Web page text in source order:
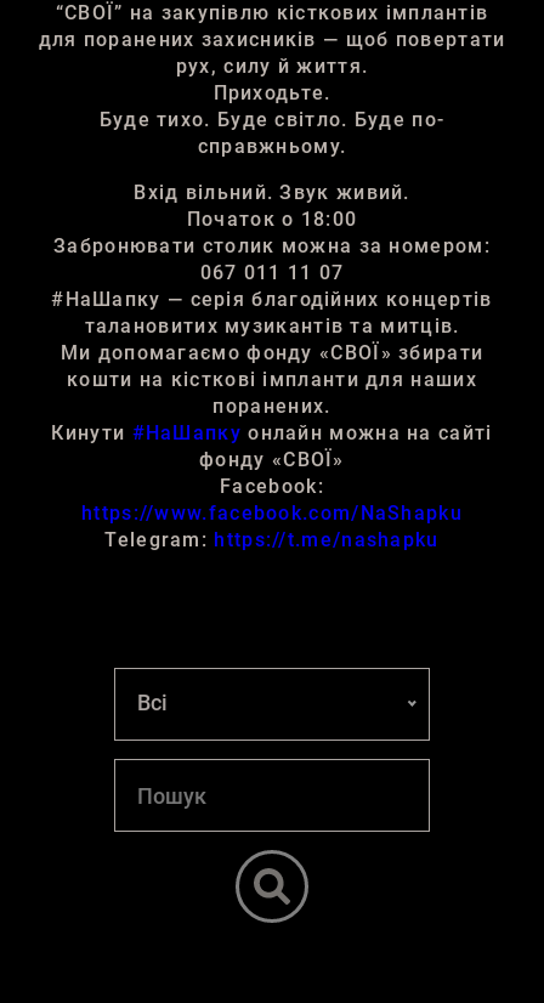
“СВОЇ” на закупівлю кісткових імплантів
для поранених захисників — щоб повертати
рух, силу й життя.
Приходьте.
Буде тихо. Буде світло. Буде по-
справжньому.
Вхід вільний. Звук живий.
Початок о 18:00
Забронювати столик можна за номером:
067 011 11 07
#НаШапку — серія благодійних концертів
талановитих музикантів та митців.
Ми допомагаємо фонду «СВОЇ» збирати
кошти на кісткові імпланти для наших
поранених.
Кинути #НаШапку онлайн можна на сайті
фонду «СВОЇ»
Facebook:
https://www.facebook.com/NaShapku
Telegram: https://t.me/nashapku
Всі